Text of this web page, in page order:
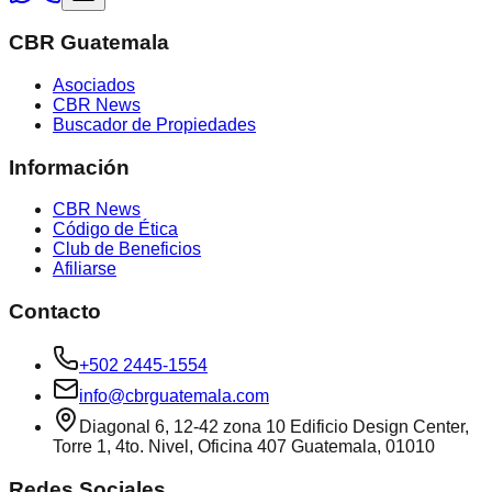
CBR Guatemala
Asociados
CBR News
Buscador de Propiedades
Información
CBR News
Código de Ética
Club de Beneficios
Afiliarse
Contacto
+502 2445-1554
info@cbrguatemala.com
Diagonal 6, 12-42 zona 10 Edificio Design Center,
Torre 1, 4to. Nivel, Oficina 407 Guatemala, 01010